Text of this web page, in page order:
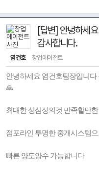
[답변] 안녕하세
감사합니다.
염건호 창업에이전트
안녕하세요 염건호팀장입니
🙏
최대한 성심성의것 만족할만
점포라인 투명한 중개시스템
빠른 양도양수 가능합니다